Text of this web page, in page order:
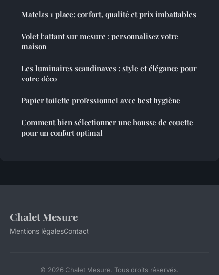
Matelas 1 place: confort, qualité et prix imbattables
Volet battant sur mesure : personnalisez votre
maison
Les luminaires scandinaves : style et élégance pour
votre déco
Papier toilette professionnel avec best hygiène
Comment bien sélectionner une housse de couette
pour un confort optimal
Chalet Mesure
Mentions légalesContact
© 2026 Chalet Mesure. Tous droits réservés.